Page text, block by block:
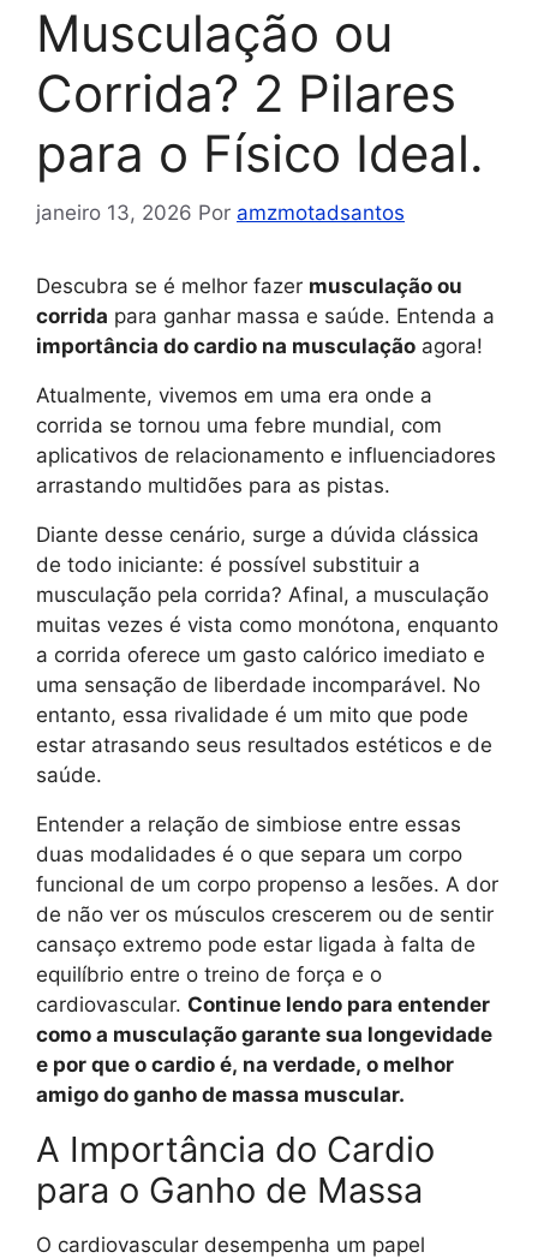
Musculação ou
Corrida? 2 Pilares
para o Físico Ideal.
janeiro 13, 2026 Por amzmotadsantos
Descubra se é melhor fazer musculação ou
corrida para ganhar massa e saúde. Entenda a
importância do cardio na musculação agora!
Atualmente, vivemos em uma era onde a
corrida se tornou uma febre mundial, com
aplicativos de relacionamento e influenciadores
arrastando multidões para as pistas.
Diante desse cenário, surge a dúvida clássica
de todo iniciante: é possível substituir a
musculação pela corrida? Afinal, a musculação
muitas vezes é vista como monótona, enquanto
a corrida oferece um gasto calórico imediato e
uma sensação de liberdade incomparável. No
entanto, essa rivalidade é um mito que pode
estar atrasando seus resultados estéticos e de
saúde.
Entender a relação de simbiose entre essas
duas modalidades é o que separa um corpo
funcional de um corpo propenso a lesões. A dor
de não ver os músculos crescerem ou de sentir
cansaço extremo pode estar ligada à falta de
equilíbrio entre o treino de força e o
cardiovascular. Continue lendo para entender
como a musculação garante sua longevidade
e por que o cardio é, na verdade, o melhor
amigo do ganho de massa muscular.
A Importância do Cardio
para o Ganho de Massa
O cardiovascular desempenha um papel